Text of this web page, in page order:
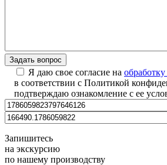
Я даю свое согласие на
в соответствии с Политикой
подтверждаю ознакомление с ее
Запишитесь
на экскурсию
по нашему производству